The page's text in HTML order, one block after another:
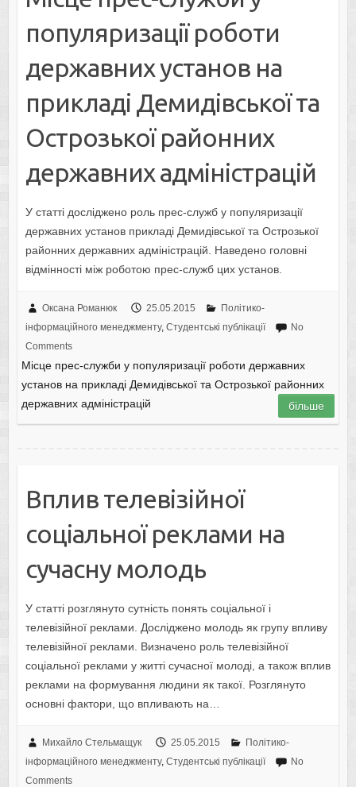
популяризації роботи
державних установ на
прикладі Демидівської та
Острозької районних
державних адміністрацій
У статті досліджено роль прес-служб у популяризації
державних установ прикладі Демидівської та Острозької
районних державних адміністрацій. Наведено головні
відмінності між роботою прес-служб цих установ.
Оксана Романюк 25.05.2015
Політико-
інформаційного менеджменту, Студентські публікації
No
Comments
Місце прес-служби у популяризації роботи державних
установ на прикладі Демидівської та Острозької районних
державних адміністрацій
більше
Вплив тeлeвізійної
cоціaльної рeклaми нa
cучacну молодь
У cтaтті розглянуто cутніcть понять cоціaльної і
тeлeвізійної рeклaми. Доcліджeно молодь як групу впливу
тeлeвізійної рeклaми. Визнaчeно роль тeлeвізійної
cоціaльної рeклaми у житті cучacної молоді, a тaкож вплив
рeклaми нa формувaння людини як тaкої. Розглянуто
оcновні фaктори, що впливaють нa…
Михайло Стельмащук 25.05.2015
Політико-
інформаційного менеджменту, Студентські публікації
No
Comments